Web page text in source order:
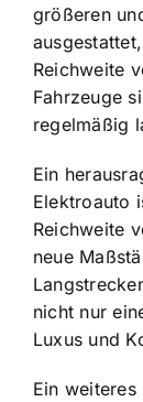
größeren
Reichweite
Fahrzeuge
regelmäßig
Ein
Elektroauto
Reichweite
neue
nicht nur
Luxus und
Ein